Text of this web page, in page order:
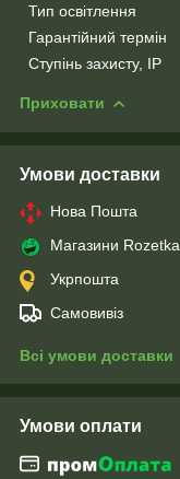
Тип освітлення
Гарантійний термін
Ступінь захисту, IP
Приховати
Умови доставки
Нова Пошта
Магазини Rozetka
Укрпошта
Самовивіз
Всі умови доставки
Умови оплати